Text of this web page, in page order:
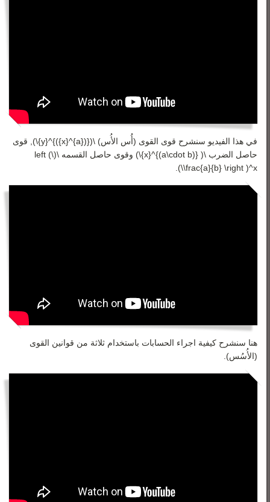
في هذا الفيديو سنشرح قوى القوى (أُس الأُس) \({({a}^{x})}^{y}\)
, قوى
حاصل الضرب \( {(a\cdot b)}^{x}\) وقوى حاصل القسمه
\(\left (
\frac{a}{b} \right )^x\)
.
هنا سنشرح كيفية اجراء الحسابات باستخدام ثلاثة من قوانين القوى
(الأُسُس).